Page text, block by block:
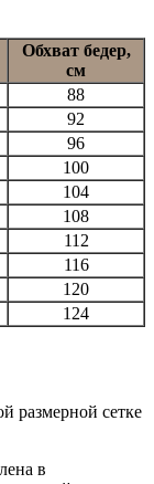
Обхват бедер,
см
88
92
96
100
104
108
112
116
120
124
размерной сетке
в